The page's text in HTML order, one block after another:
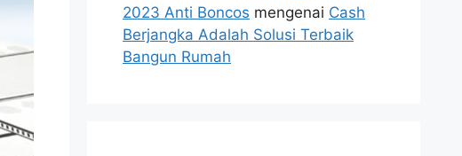
2023 Anti Boncos mengenai Cash
Berjangka Adalah Solusi Terbaik
Bangun Rumah